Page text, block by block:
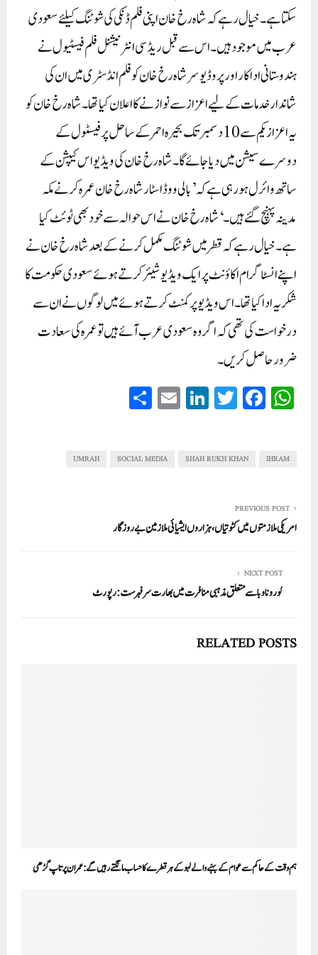
سکتا ہے۔ خیال رہے کہ شاہ رخ خان اپنی فلم ڈنکی کی شوٹنگ کیلئے سعودی
عرب میں موجود ہیں۔اس سے قبل ریڈ سی انٹرنیشنل فلم فیسٹیول نے
ہندوستانی اداکار اور پروڈیوسر شاہ رخ خان کو فلم انڈسٹری میں ان کی
شاندار خدمات کے لیے اعزاز سے نوازنے کا اعلان کیا تھا۔ شاہ رخ خان کو
یہ اعزاز یکم سے 10 دسمبر تک بحیرہ احمر کے ساحل پر فیسٹول کے
دوسرے سیشن میں دیا جائے گا۔شاہ رخ خان کی ویڈیو اس کیپشن کے
ساتھ وائرل ہو رہی ہے کہ ’بالی ووڈ اسٹار شاہ رخ خان عمرہ کرنے مکہ
مدینہ پہنچ گئے ہیں۔‘ شاہ رخ خان نے اس حوالہ سے خود بھی ٹوئٹ کیا
ہے۔ خیال رہےکہ قطر میں شوٹنگ مکمل کرنے کے بعد شاہ رخ خان نے
اپنے انسٹاگرام اکاؤنٹ پر ایک ویڈیو شیئر کرتے ہوئے سعودی حکومت کا
شکریہ ادا کیا تھا۔ اس ویڈیو پر کمنٹ کرتے ہوئے میں لوگوں نے ان سے
درخواست کی تھی کہ اگر وہ سعودی عرب آئے ہیں تو عمرہ کی سعادت
ضرور حاصل کریں۔
W
ha
A
Fa
ce
ok
T
wi
r
Li
nk
In
E
m
IHRAM
SHAH RUKH KHAN
SOCIAL MEDIA
UMRAH
PREVIOUS POST
امریکی ملازمتوں میں کٹوتیاں،ہزاروں ایشیائی ملازمین بے روزگار
NEXT POST
کورونا وبا سے متعلق مذہبی منافرت میں بھارت سر فہرست:رپورٹ
RELATED POSTS
ہم وقت کے حاکم سے عوام کے بہنے والے لہو کے ہر قطرے کا حساب مانگتے رہیں گے: عمران پرتاپ گڑھی